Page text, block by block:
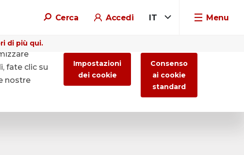
Cerca Accedi IT Menu
di più qui.
fate clic su
nostre
Impostazioni
dei cookie
Consenso
ai cookie
standard